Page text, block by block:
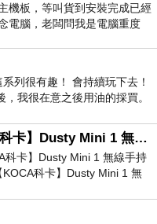
機板，等叫貨到安裝完成已經
電腦，老闆問我是電腦重度
列很有趣！ 會持續玩下去！
我很在意之後用油的採買。
很愛
開箱｜【KOCA科卡】Dusty Mini 1 無線手持吸塵器
科卡】Dusty Mini 1 無線手持
科卡】Dusty Mini 1 無
能吸、能吹兼具兩